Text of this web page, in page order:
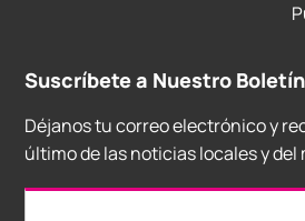
Suscríbete a Nuestro Boletín
Déjanos tu correo electrónico y
último de las noticias locales y del